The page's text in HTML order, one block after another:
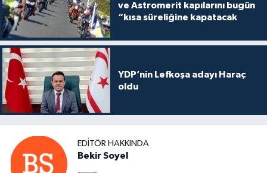
ve Astromerit kapılarını bugün
“kısa süreliğine kapatacak
YDP’nin Lefkoşa adayı Haraç
oldu
EDITÖR HAKKINDA
Bekir Soyel